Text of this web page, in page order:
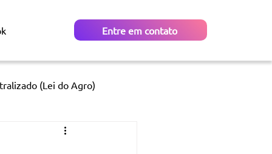
Entre em contato
(Lei do Agro)